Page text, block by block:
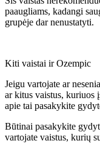
paaugliams, kadangi
grupėje dar nenustatyti.
Kiti vaistai ir Ozempic
Jeigu vartojate ar
ar kitus vaistus, kuriuos
apie tai pasakykite
Būtinai pasakykite
vartojate vaistus, kurių